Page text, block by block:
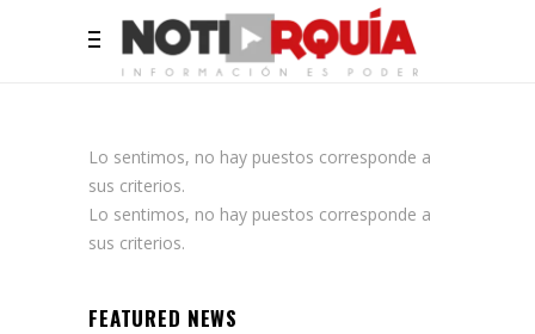
Lo sentimos, no hay puestos corresponde a
sus criterios.
Lo sentimos, no hay puestos corresponde a
sus criterios.
FEATURED NEWS